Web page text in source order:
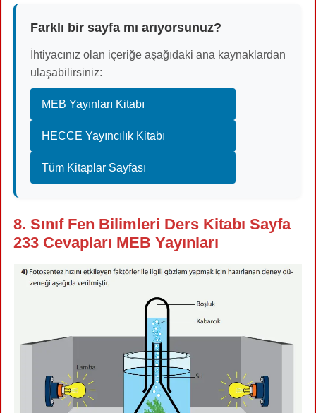
Farklı bir sayfa mı arıyorsunuz?
İhtiyacınız olan içeriğe aşağıdaki ana kaynaklardan
ulaşabilirsiniz:
MEB Yayınları Kitabı
HECCE Yayıncılık Kitabı
Tüm Kitaplar Sayfası
8. Sınıf Fen Bilimleri Ders Kitabı Sayfa
233 Cevapları MEB Yayınları